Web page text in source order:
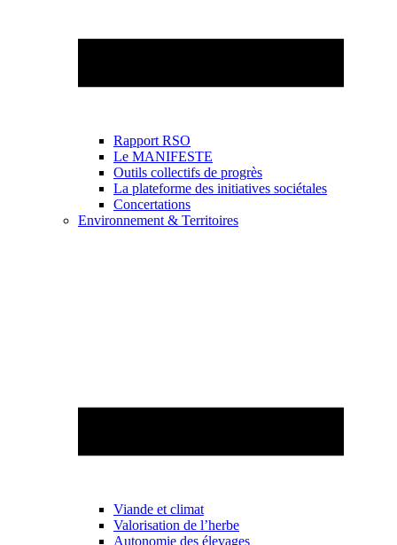
Rapport RSO
Le MANIFESTE
Outils collectifs de progrès
La plateforme des initiatives sociétales
Concertations
Environnement & Territoires
Viande et climat
Valorisation de l’herbe
Autonomie des élevages